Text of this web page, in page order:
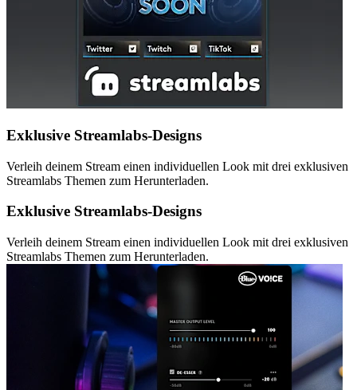
Exklusive Streamlabs-Designs
Verleih deinem Stream einen individuellen Look mit drei exklusiven
Streamlabs Themen zum Herunterladen.
Exklusive Streamlabs-Designs
Verleih deinem Stream einen individuellen Look mit drei exklusiven
Streamlabs Themen zum Herunterladen.